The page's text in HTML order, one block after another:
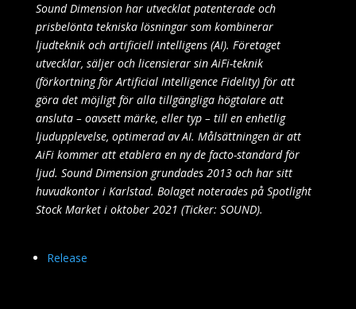
Sound Dimension har utvecklat patenterade och
prisbelönta tekniska lösningar som kombinerar
ljudteknik och artificiell intelligens (AI). Företaget
utvecklar, säljer och licensierar sin AiFi-teknik
(förkortning för Artificial Intelligence Fidelity) för att
göra det möjligt för alla tillgängliga högtalare att
ansluta – oavsett märke, eller typ – till en enhetlig
ljudupplevelse, optimerad av AI. Målsättningen är att
AiFi kommer att etablera en ny de facto-standard för
ljud. Sound Dimension grundades 2013 och har sitt
huvudkontor i Karlstad. Bolaget noterades på Spotlight
Stock Market i oktober 2021 (Ticker: SOUND).
Release